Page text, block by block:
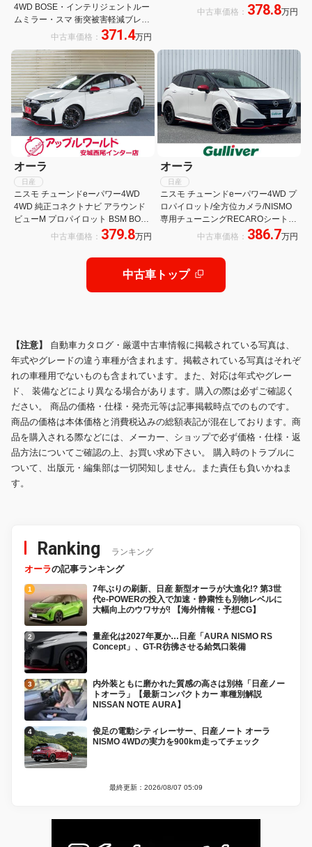
4WD BOSE・インテリジェントルー
ムミラー・スマ 衝突被害軽減ブレー
キ 試乗車 LEDヘッドランプ 寒冷地
ドライブレコーダー アラビュー シー
トヒーター フルオートエアコン ABS
車線逸脱警報 4WD
中古車価格： 371.4万円
中古車価格： 378.8万円
オーラ
日産
ニスモ チューンドeーパワー4WD
4WD 純正コネクトナビ アラウンド
ビューM プロパイロット BSM BOSE
サウンド インテリジェントルームミ
Bluetooth ドラレコ ETC2.0
中古車価格： 379.8万円
オーラ
日産
ニスモ チューンドeーパワー4WD プ
ロパイロット/全方位カメラ/NISMO
専用チューニングRECAROシート/
純正9インチナビ/ドライブレコーダ
ートヒーター/取扱説明書/保証書
中古車価格： 386.7万円
中古車トップ
【注意】 自動車カタログ・厳選中古車情報に掲載されている写真は、
年式やグレードの違う車種が含まれます。掲載されている写真はそれぞ
れの車種用でないものも含まれています。また、対応は年式やグレー
ド、 装備などにより異なる場合があります。購入の際は必ずご確認く
ださい。 商品の価格・仕様・発売元等は記事掲載時点でのものです。
商品の価格は本体価格と消費税込みの総額表記が混在しております。商
品を購入される際などには、メーカー、ショップで必ず価格・仕様・返
品方法についてご確認の上、お買い求め下さい。 購入時のトラブルに
ついて、出版元・編集部は一切関知しません。また責任も負いかねま
す。
Ranking ランキング
オーラの記事ランキング
7年ぶりの刷新、日産 新型オーラが大進化!? 第3世
代e-POWERの投入で加速・静粛性も別物レベルに
大幅向上のウワサが! 【海外情報・予想CG】
量産化は2027年夏か…日産「AURA NISMO RS
Concept」、GT-R彷彿させる給気口装備
内外装ともに磨かれた質感の高さは別格「日産ノー
トオーラ」【最新コンパクトカー 車種別解説
NISSAN NOTE AURA】
俊足の電動シティレーサー、日産ノート オーラ
NISMO 4WDの実力を900km走ってチェック
最終更新：2026/08/07 05:09